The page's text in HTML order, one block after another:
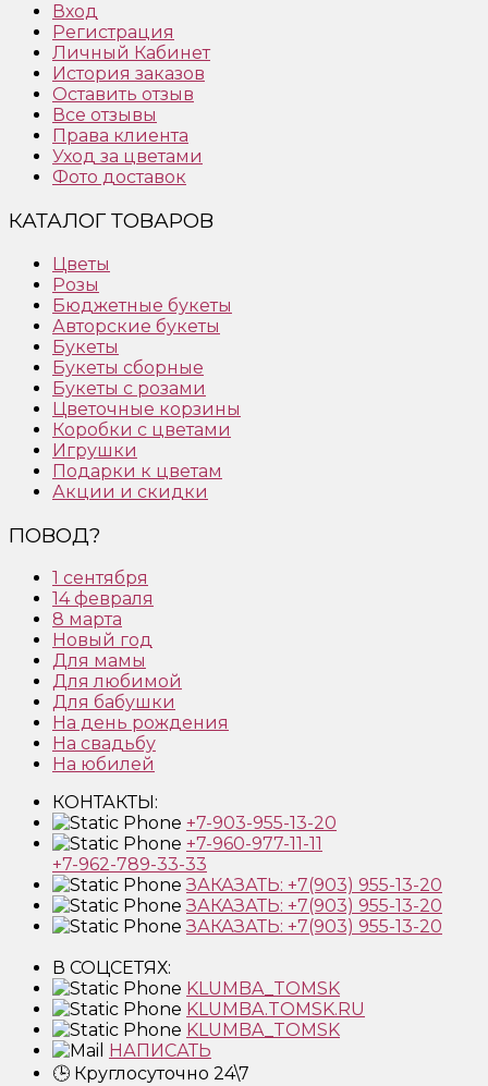
Вход
Регистрация
Личный Кабинет
История заказов
Оставить отзыв
Все отзывы
Права клиента
Уход за цветами
Фото доставок
КАТАЛОГ ТОВАРОВ
Цветы
Розы
Бюджетные букеты
Авторские букеты
Букеты
Букеты сборные
Букеты с розами
Цветочные корзины
Коробки с цветами
Игрушки
Подарки к цветам
Акции и скидки
ПОВОД?
1 сентября
14 февраля
8 марта
Новый год
Для мамы
Для любимой
Для бабушки
На день рождения
На свадьбу
На юбилей
КОНТАКТЫ:
+7-903-955-13-20
+7-960-977-11-11
+7-962-789-33-33
ЗАКАЗАТЬ: +7(903) 955-13-20
ЗАКАЗАТЬ: +7(903) 955-13-20
ЗАКАЗАТЬ: +7(903) 955-13-20
В СОЦСЕТЯХ:
KLUMBA_TOMSK
KLUMBA.TOMSK.RU
KLUMBA_TOMSK
НАПИСАТЬ
🕒 Круглосуточно 24\7